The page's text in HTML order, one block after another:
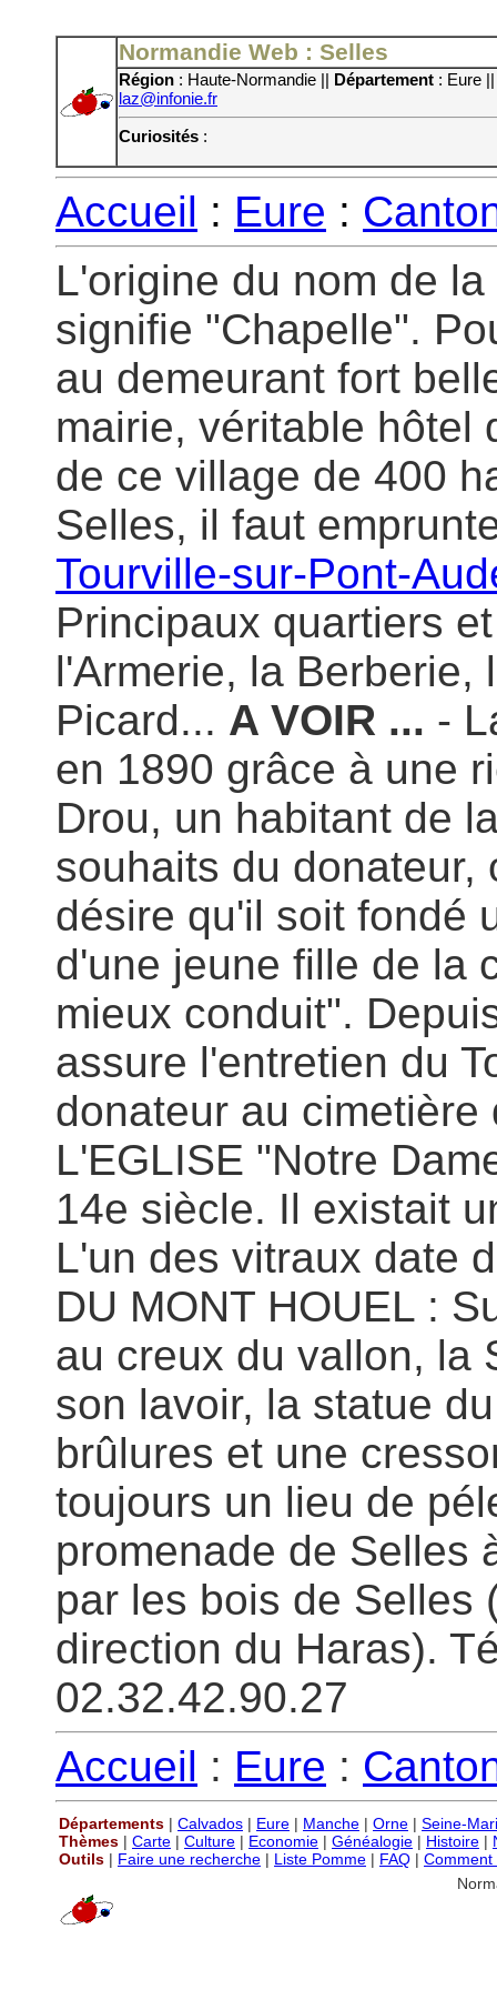
Normandie Web : Selles
Région : Haute-Normandie || Département : Eure
laz@infonie.fr
Curiosités :
Accueil : Eure :
L'origine du nom de
signifie "Chapelle".
au demeurant fort
mairie, véritable hôtel
de ce village de 400
Selles, il faut
Tourville-sur-Pont-
Principaux quartiers
l'Armerie, la Berberie,
Picard... A VOIR ... -
en 1890 grâce à une
Drou, un habitant de
souhaits du
désire qu'il soit fondé
d'une jeune fille de la
mieux conduit".
assure l'entretien du
donateur au
L'EGLISE "Notre
14e siècle. Il existait
L'un des vitraux date
DU MONT HOUEL :
au creux du vallon, la
son lavoir, la statue
brûlures et une
toujours un lieu de
promenade de Selles
par les bois de Selles
direction du Haras).
02.32.42.90.27
Accueil : Eure :
Départements | Calvados | Eure | Manche | Orne | Seine-
Thèmes | Carte | Culture | Economie | Généalogie | Histoire |
Outils | Faire une recherche | Liste Pomme | FAQ | Comment